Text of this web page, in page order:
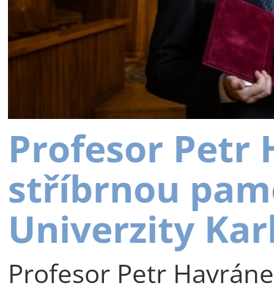
Profesor Petr
stříbrnou
Univerzity
Profesor Petr